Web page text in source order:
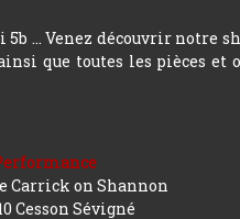
... Venez découvrir notre
que toutes les pièces et
Carrick on Shannon
Cesson Sévigné